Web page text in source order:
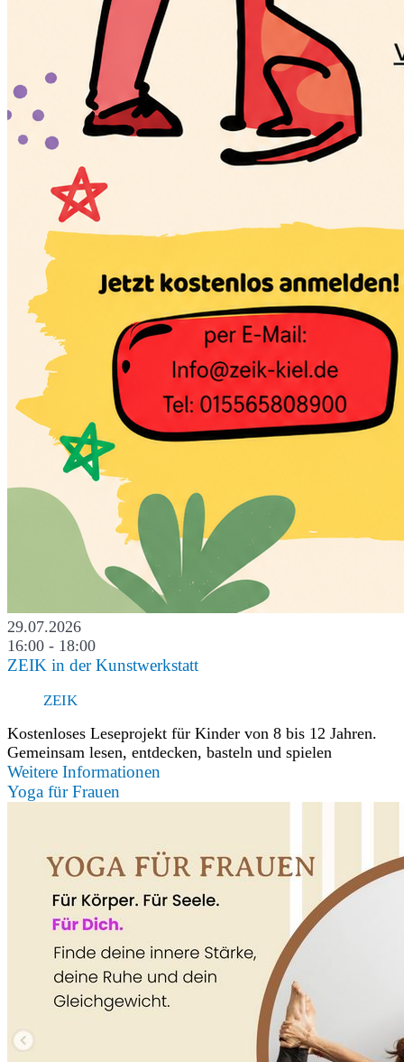
29.07.2026
16:00 - 18:00
ZEIK in der Kunstwerkstatt
ZEIK
Kostenloses Leseprojekt für Kinder von 8 bis 12 Jahren.
Gemeinsam lesen, entdecken, basteln und spielen
Weitere Informationen
Yoga für Frauen